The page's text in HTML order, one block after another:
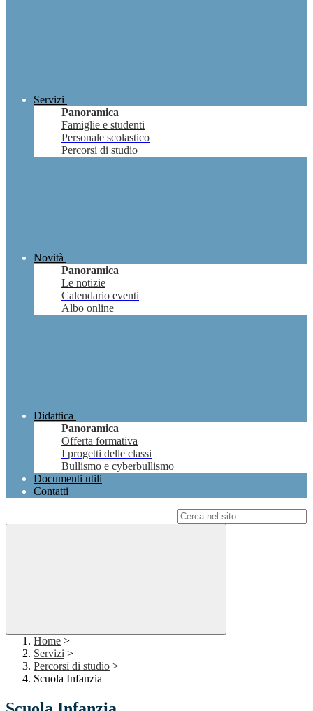
Servizi
Panoramica
Famiglie e studenti
Personale scolastico
Percorsi di studio
Novità
Panoramica
Le notizie
Calendario eventi
Albo online
Didattica
Panoramica
Offerta formativa
I progetti delle classi
Bullismo e cyberbullismo
Documenti utili
Contatti
Home >
Servizi >
Percorsi di studio >
Scuola Infanzia